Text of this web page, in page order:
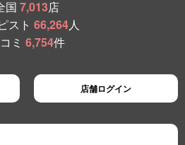
国 7,013店
スト 66,264人
ミ 6,754件
店舗ログイン